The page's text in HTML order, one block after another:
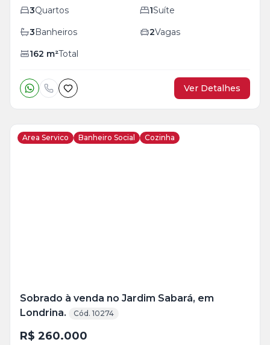
3Quartos 1Suíte
3Banheiros 2Vagas
162 m²Total
Ver Detalhes
Area Servico Banheiro Social Cozinha
Sobrado à venda no Jardim Sabará, em
Londrina.
Cód. 10274
R$ 260.000